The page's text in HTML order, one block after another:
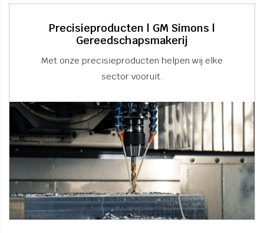
Precisieproducten | GM Simons |
Gereedschapsmakerij
Met onze precisieproducten helpen wij elke
sector vooruit.